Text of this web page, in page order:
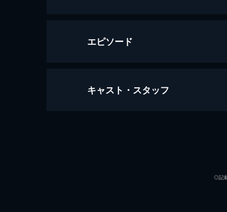
エピソード
フォルトゥナの瞳
キャスト・スタッフ
◎記